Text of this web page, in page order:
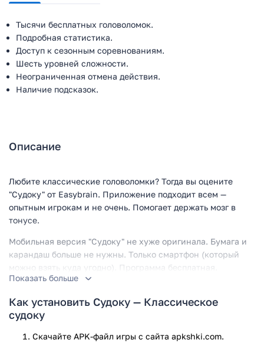
Тысячи бесплатных головоломок.
Подробная статистика.
Доступ к сезонным соревнованиям.
Шесть уровней сложности.
Неограниченная отмена действия.
Наличие подсказок.
Описание
Любите классические головоломки? Тогда вы оцените
"Судоку" от Easybrain. Приложение подходит всем —
опытным игрокам и не очень. Помогает держать мозг в
тонусе.
Мобильная версия "Судоку" не хуже оригинала. Бумага и
карандаш больше не нужны. Только смартфон (который
можно взять куда угодно). Программа бесплатная.
служит для развлечения. Однако есть и задачки для
профессионалов. Испытайте свое логическое мышление.
Застряли? Найти выход помогут подсказки. Также "Судоку"
Показать больше
Как установить Судоку — Классическое
судоку
Скачайте APK-файл игры с сайта apkshki.com.